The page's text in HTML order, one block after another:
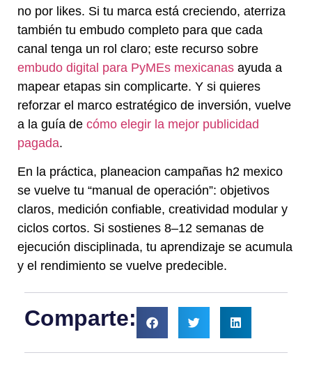
no por likes. Si tu marca está creciendo, aterriza
también tu embudo completo para que cada
canal tenga un rol claro; este recurso sobre
embudo digital para PyMEs mexicanas ayuda a
mapear etapas sin complicarte. Y si quieres
reforzar el marco estratégico de inversión, vuelve
a la guía de cómo elegir la mejor publicidad
pagada.
En la práctica, planeacion campañas h2 mexico
se vuelve tu “manual de operación”: objetivos
claros, medición confiable, creatividad modular y
ciclos cortos. Si sostienes 8–12 semanas de
ejecución disciplinada, tu aprendizaje se acumula
y el rendimiento se vuelve predecible.
Comparte: